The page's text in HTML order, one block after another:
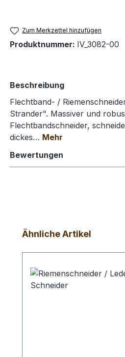
Zum Merkzettel hinzufügen
Produktnummer: IV_3082-00
Beschreibung
Flechtband- /
Strander". Massiver und
Flechtbandschneider,
dickes… Mehr
Bewertungen
Produktgalerie überspringen
Ähnliche Artikel